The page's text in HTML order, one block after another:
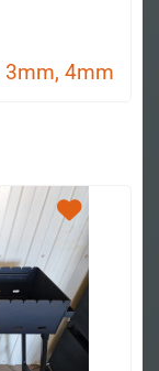
3mm, 4mm